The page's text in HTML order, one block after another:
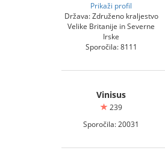
Prikaži profil
Država: Združeno kraljestvo
Velike Britanije in Severne
Irske
Sporočila: 8111
Vinisus
239
Sporočila: 20031